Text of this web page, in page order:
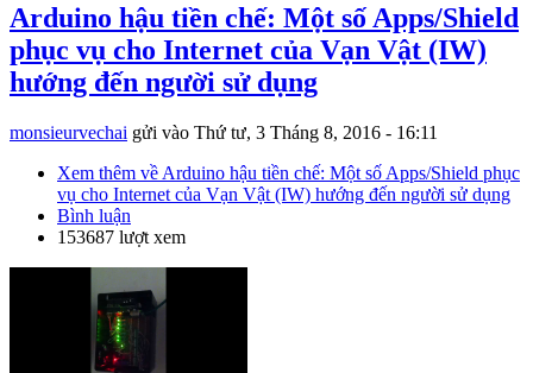
Arduino hậu tiền chế: Một số Apps/Shield
phục vụ cho Internet của Vạn Vật (IW)
hướng đến người sử dụng
monsieurvechai gửi vào Thứ tư, 3 Tháng 8, 2016 - 16:11
Xem thêm về Arduino hậu tiền chế: Một số Apps/Shield phục
vụ cho Internet của Vạn Vật (IW) hướng đến người sử dụng
Bình luận
153687 lượt xem